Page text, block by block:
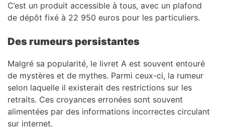
C’est un produit accessible à tous, avec un plafond
de dépôt fixé à 22 950 euros pour les particuliers.
Des rumeurs persistantes
Malgré sa popularité, le livret A est souvent entouré
de mystères et de mythes. Parmi ceux-ci, la rumeur
selon laquelle il existerait des restrictions sur les
retraits. Ces croyances erronées sont souvent
alimentées par des informations incorrectes circulant
sur internet.